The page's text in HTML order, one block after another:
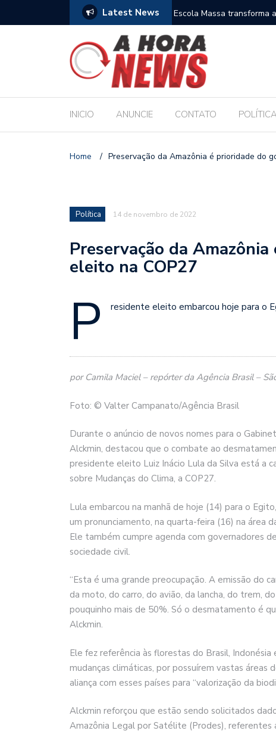
Latest News
escolares e sanciona jornada de 30 horas
Escola Massa transforma
pública de Maceió
INICIO ANUNCIE CONTATO
Home / Preservação da Amazônia é prioridade do
Política 14 de novembro de 2022
Preservação da
eleito na COP27
P residente eleito embarcou hoje para o
por Camila Maciel – repórter da Agência Brasil –
Foto: © Valter Campanato/Agência Brasil
Durante o anúncio de novos nomes para o
Alckmin, destacou que o combate ao
presidente eleito Luiz Inácio Lula da Silva está a
sobre Mudanças do Clima, a COP27.
Lula embarcou na manhã de hoje (14) para o
um pronunciamento, na quarta-feira (16) na área
Ele também cumpre agenda com governadores
sociedade civil.
“Esta é uma grande preocupação. A emissão do
da moto, do carro, do avião, da lancha, do trem,
pouquinho mais de 50%. Só o desmatamento é
Alckmin.
Ele fez referência às florestas do Brasil,
mudanças climáticas, por possuírem vastas áreas
aliança com esses países para “valorização da
Alckmin reforçou que estão sendo solicitados
Amazônia Legal por Satélite (Prodes), referentes